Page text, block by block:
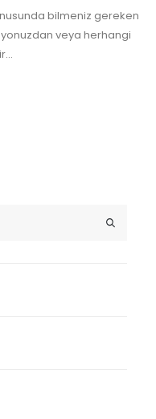
bilmeniz gereken
veya herhangi